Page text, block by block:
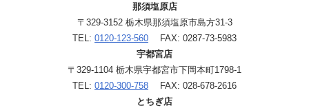
那須塩原店
〒329-3152 栃木県那須塩原市島方31-3
TEL: 0120-123-560 FAX: 0287-73-5983
宇都宮店
〒329-1104 栃木県宇都宮市下岡本町1798-1
TEL: 0120-300-758 FAX: 028-678-2616
とちぎ店